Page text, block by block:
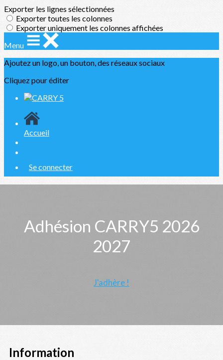
Exporter les lignes sélectionnées
Exporter toutes les colonnes
Exporter uniquement les colonnes affichées
Menu
Ajoutez un logo, un bouton, des réseaux sociaux
Cliquez pour éditer
Accueil
Se connecter
Adhésion CARRY5 2026
2027
J'adhère !
Information